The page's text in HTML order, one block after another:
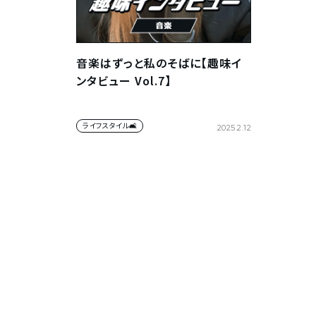
音楽はずっと私のそばに【趣味イ
ンタビュー Vol.7】
ライフスタイル🛋 2025.2.12